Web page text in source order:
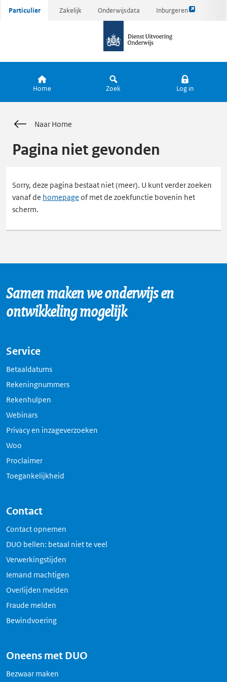
Ga
Particulier Zakelijk Onderwijsdata Inburgeren
Link
pagina
de
Home Zoek Log in
Naar Home
Pagina niet gevonden
Sorry, deze pagina bestaat niet (meer). U kunt verder zoeken
vanaf de homepage of met de zoekfunctie bovenin het
scherm.
Samen maken we onderwijs en
ontwikkeling mogelijk
Service
Betaaldatums
Rekeningnummers
Rekenhulpen
Webinars
Privacy en inzageverzoeken
Woo
Proclaimer
Toegankelijkheid
Contact
Contact opnemen
DUO bellen: betaal niet te veel
Verwerkingstijden
Iemand machtigen
Overlijden melden
Fraude melden
Bewindvoering
Oneens met DUO
Bezwaar maken